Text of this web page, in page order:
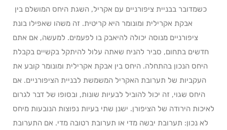
אבקת אקרילית ומונומר היא קריטית. זה משהו שאפילו בונת
ציפורניים מנוסה יכולה להיאבק בו לפעמים. למעשה, אם אתם
חדשים בתחום, סביר להניח שאתה עלול להיתקל בקשיים בקבלת
היחס הנכון בהתחלה. היחס בין אבקת אקרילית ומונומר קובע את
העקביות של תערובת האקריל המשמשת לבניית הציפורניים. אם
היחס שגוי, זה יכול להוביל לבעיות שונות, ובסופו של דבר לגרום
לאיכות הירודה של הציפורן. ישנן שתי בעיות נפוצות הנובעות מיחס
לא נכון: תערובת יבשה מדי או תערובת רטובה מדי. אם התערובת